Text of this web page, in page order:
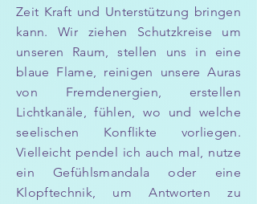
Zeit Kraft und Unterstützung bringen
kann. Wir ziehen Schutzkreise um
unseren Raum, stellen uns in eine
blaue Flame, reinigen unsere Auras
von Fremdenergien, erstellen
Lichtkanäle, fühlen, wo und welche
seelischen Konflikte vorliegen.
Vielleicht pendel ich auch mal, nutze
ein Gefühlsmandala oder eine
Klopftechnik, um Antworten zu